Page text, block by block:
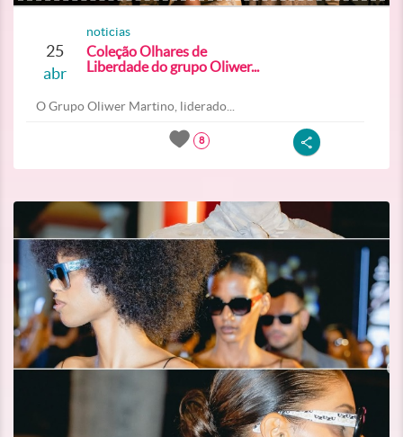
25
abr
noticias
Coleção Olhares de
Liberdade do grupo Oliwer...
O Grupo Oliwer Martino, liderado...
8